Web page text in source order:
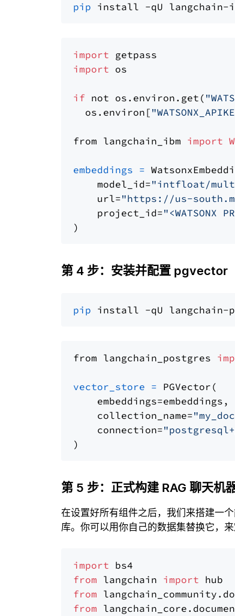
pip
import
import os
if not os.environ.get(
  os.environ[
from langchain_ibm import
embeddings =
    model_id=
"intfloat/
    url=
"https://us-
    project_id=
"<WATSONX
第 4 步：安装并配置 pgvector
pip
from langchain_postgres
vector_store = PGVector(
    embeddings=embeddings,
    collection_name=
    connection=
第 5 步：正式构建 RAG 聊天机
在设置好所有组件之后，我们来搭建一
库。你可以用你自己的数据集替换它，
import
from langchain import
from
from